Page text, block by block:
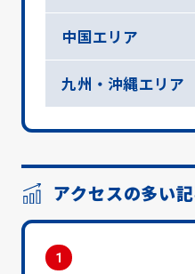
中国エリア
九州・沖縄エリア
アクセスの多い
1